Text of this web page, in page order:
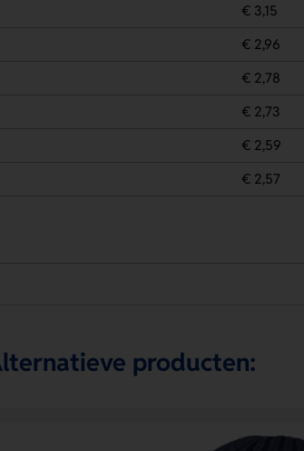
€ 3,15
€ 2,96
€ 2,78
€ 2,73
€ 2,59
€ 2,57
producten: